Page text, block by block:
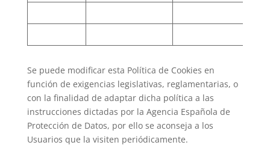
Se puede modificar esta Política de Cookies en
función de exigencias legislativas, reglamentarias, o
con la finalidad de adaptar dicha política a las
instrucciones dictadas por la Agencia Española de
Protección de Datos, por ello se aconseja a los
Usuarios que la visiten periódicamente.